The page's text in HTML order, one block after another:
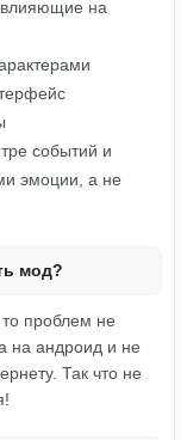
влияющие на
событий и
эмоции, а не
мод?
проблем не
на андроид и не
Так что не